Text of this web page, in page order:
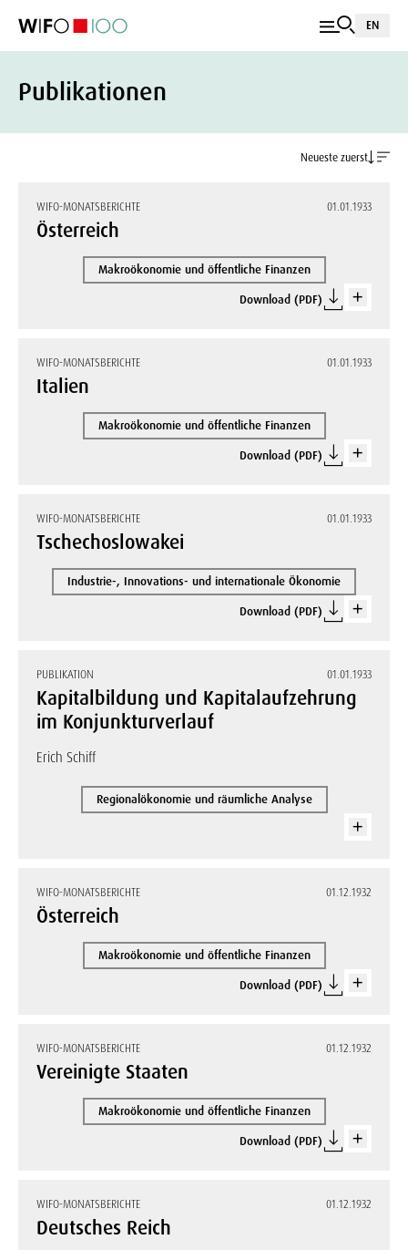
EN
Publikationen
Neueste zuerst
WIFO-MONATSBERICHTE 01.01.1933
Österreich
Makroökonomie und öffentliche Finanzen
Download (PDF)
WIFO-MONATSBERICHTE 01.01.1933
Italien
Makroökonomie und öffentliche Finanzen
Download (PDF)
WIFO-MONATSBERICHTE 01.01.1933
Tschechoslowakei
Industrie-, Innovations- und internationale Ökonomie
Download (PDF)
PUBLIKATION 01.01.1933
Kapitalbildung und Kapitalaufzehrung
im Konjunkturverlauf
Erich Schiff
Regionalökonomie und räumliche Analyse
WIFO-MONATSBERICHTE 01.12.1932
Österreich
Makroökonomie und öffentliche Finanzen
Download (PDF)
WIFO-MONATSBERICHTE 01.12.1932
Vereinigte Staaten
Makroökonomie und öffentliche Finanzen
Download (PDF)
WIFO-MONATSBERICHTE 01.12.1932
Deutsches Reich